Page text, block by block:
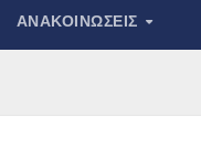
ΑΝΑΚΟΙΝΏΣΕΙΣ